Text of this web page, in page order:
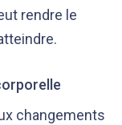
rendre le
changements